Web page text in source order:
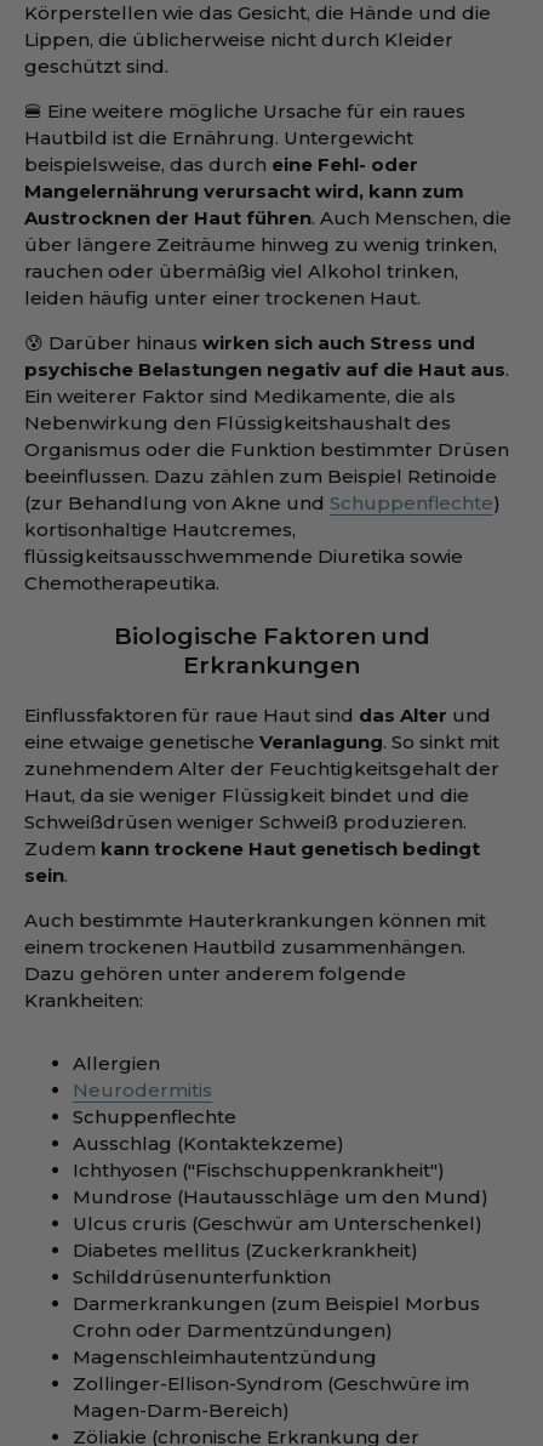
Körperstellen wie das Gesicht, die Hände und die
Lippen, die üblicherweise nicht durch Kleider
geschützt sind.
🍔 Eine weitere mögliche Ursache für ein raues
Hautbild ist die Ernährung. Untergewicht
beispielsweise, das durch eine Fehl- oder
Mangelernährung verursacht wird, kann zum
Austrocknen der Haut führen. Auch Menschen, die
über längere Zeiträume hinweg zu wenig trinken,
rauchen oder übermäßig viel Alkohol trinken,
leiden häufig unter einer trockenen Haut.
😰 Darüber hinaus wirken sich auch Stress und
psychische Belastungen negativ auf die Haut aus.
Ein weiterer Faktor sind Medikamente, die als
Nebenwirkung den Flüssigkeitshaushalt des
Organismus oder die Funktion bestimmter Drüsen
beeinflussen. Dazu zählen zum Beispiel Retinoide
(zur Behandlung von Akne und Schuppenflechte)
kortisonhaltige Hautcremes,
flüssigkeitsausschwemmende Diuretika sowie
Chemotherapeutika.
Biologische Faktoren und
Erkrankungen
Einflussfaktoren für raue Haut sind das Alter und
eine etwaige genetische Veranlagung. So sinkt mit
zunehmendem Alter der Feuchtigkeitsgehalt der
Haut, da sie weniger Flüssigkeit bindet und die
Schweißdrüsen weniger Schweiß produzieren.
Zudem kann trockene Haut genetisch bedingt
sein.
Auch bestimmte Hauterkrankungen können mit
einem trockenen Hautbild zusammenhängen.
Dazu gehören unter anderem folgende
Krankheiten:
Allergien
Neurodermitis
Schuppenflechte
Ausschlag (Kontaktekzeme)
Ichthyosen ("Fischschuppenkrankheit")
Mundrose (Hautausschläge um den Mund)
Ulcus cruris (Geschwür am Unterschenkel)
Diabetes mellitus (Zuckerkrankheit)
Schilddrüsenunterfunktion
Darmerkrankungen (zum Beispiel Morbus
Crohn oder Darmentzündungen)
Magenschleimhautentzündung
Zollinger-Ellison-Syndrom (Geschwüre im
Magen-Darm-Bereich)
Zöliakie (chronische Erkrankung der